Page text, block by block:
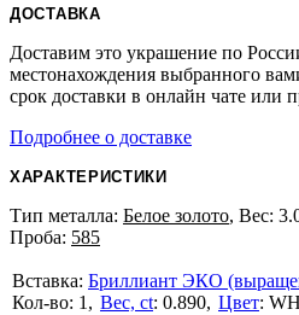
ДОСТАВКА
Доставим это украшение по
местонахождения выбранного
срок доставки в онлайн чате или
Подробнее о доставке
ХАРАКТЕРИСТИКИ
Тип металла: Белое золото, Вес:
Проба: 585
Бриллиант ЭКО
1
Вес, ct: 0.890 Цвет: